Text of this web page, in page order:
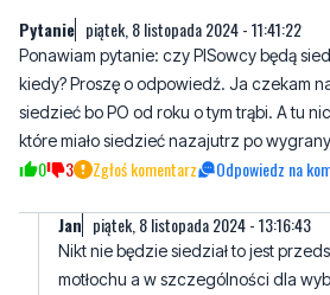
siedzieć bo PO od roku o tym trąbi. A tu
które miało siedzieć nazajutrz po
0 3 Zgłoś komentarz Odpowiedz na
Jan piątek, 8 listopada 2024 - 13:16:43
Nikt nie będzie siedział to jest
pisowcy pójdą do pierdla. KRUK
to wszystko za pieniądze
0 1 Zgłoś komentarz Odpowiedz